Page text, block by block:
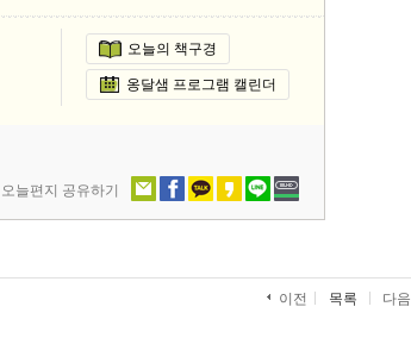
오늘의 책구경
옹달샘 프로그램 캘린더
오늘편지 공유하기
이전 목록 다음